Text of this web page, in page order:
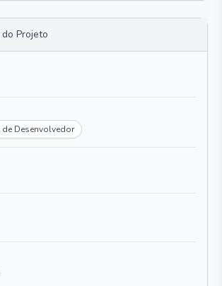
Projeto
de Desenvolvedor